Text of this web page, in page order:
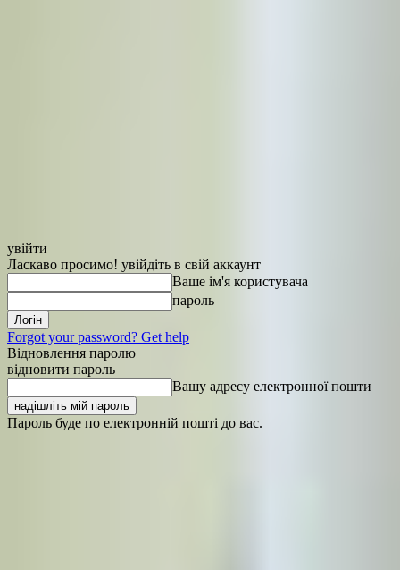
увійти
Ласкаво просимо! увійдіть в свій аккаунт
Ваше ім'я користувача
пароль
Forgot your password? Get help
Відновлення паролю
відновити пароль
Вашу адресу електронної пошти
Пароль буде по електронній пошті до вас.